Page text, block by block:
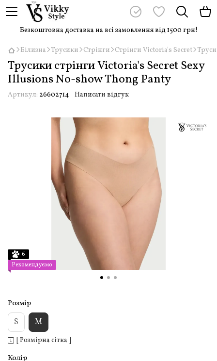
Безкоштовна доставка на всі замовлення від 1500 грн!
Білизна Трусики Стрінги Стрінги Victoria's Secret
Трусики стрінги Victoria's Secret Sexy
Illusions No-show Thong Panty
Артикул: 26602714 Написати відгук
6
Рекомендуємо
Розмір
S M
[ Розмірна сітка ]
Колір